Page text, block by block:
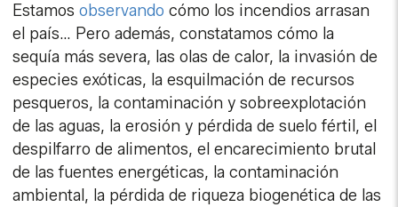
Estamosobservando cómo los incendios arrasan
el país… Pero además, constatamos cómo la
sequía más severa, las olas de calor, la invasión de
especies exóticas, la esquilmación de recursos
pesqueros, la contaminación y sobreexplotación
de las aguas, la erosión y pérdida de suelo fértil, el
despilfarro de alimentos, el encarecimiento brutal
de las fuentes energéticas, la contaminación
ambiental, la pérdida de riqueza biogenética de las